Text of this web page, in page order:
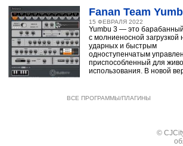
Fanan Team
15 ФЕВРАЛЯ 2022
Yumbu 3 — это
с молниеносной загрузкой
ударных и быстрым
одноступенчатым
приспособленный для
использования. В новой
ВСЕ ПРОГРАММЫ/ПЛАГИНЫ
©